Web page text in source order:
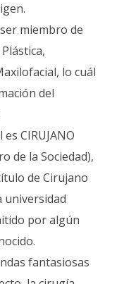
miembro de
lo cuál
del
CIRUJANO
de la Sociedad),
de Cirujano
universidad
por algún
fantasiosas